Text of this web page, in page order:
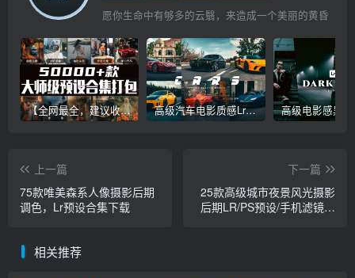
愿你生命中有够多的云翳，来造成一个美丽的黄昏
【全网最全，建议收藏】5万多款Lr顶级调色预设合集，精心整理，分类清晰，摄影师调色师必备素材，够用一辈子！ 高级汽车电影质感Lr调色教程，手机滤镜PS+Lightroom预设下载！
上一篇
75款唯美森系人像摄影后期
调色，Lr预设合集下载
下一篇
25款高级城市夜景风光摄影
后期LR/PS预设/手机滤镜下
相关推荐